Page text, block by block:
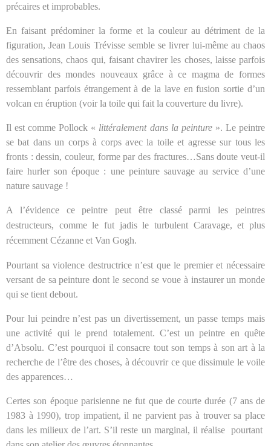
précaires et improbables.
En faisant prédominer la forme et la couleur au détriment de la
figuration, Jean Louis Trévisse semble se livrer lui-même au chaos
des sensations, chaos qui, faisant chavirer les choses, laisse parfois
découvrir des mondes nouveaux grâce à ce magma de formes
ressemblant parfois étrangement à de la lave en fusion sortie d’un
volcan en éruption (voir la toile qui fait la couverture du livre).
Il est comme Pollock « littéralement dans la peinture». Le peintre
se bat dans un corps à corps avec la toile et agresse sur tous les
fronts : dessin, couleur, forme par des fractures…Sans doute veut-il
faire hurler son époque : une peinture sauvage au service d’une
nature sauvage !
A l’évidence ce peintre peut être classé parmi les peintres
destructeurs, comme le fut jadis le turbulent Caravage, et plus
récemment Cézanne et Van Gogh.
Pourtant sa violence destructrice n’est que le premier et nécessaire
versant de sa peinture dont le second se voue à instaurer un monde
qui se tient debout.
Pour lui peindre n’est pas un divertissement, un passe temps mais
une activité qui le prend totalement. C’est un peintre en quête
d’Absolu. C’est pourquoi il consacre tout son temps à son art à la
recherche de l’être des choses, à découvrir ce que dissimule le voile
des apparences…
Certes son époque parisienne ne fut que de courte durée (7 ans de
1983 à 1990), trop impatient, il ne parvient pas à trouver sa place
dans les milieux de l’art. S’il reste un marginal, il réalise pourtant